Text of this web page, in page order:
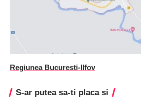
Regiunea Bucuresti-Ilfov
S-ar putea sa-ti placa si